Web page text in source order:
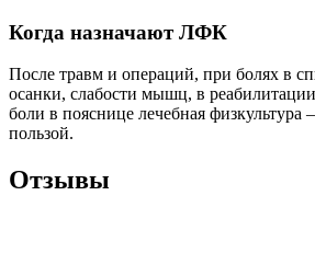
Когда назначают ЛФК
После травм и операций, при болях в
осанки, слабости мышц, в
боли в пояснице лечебная физкультура
пользой.
Отзывы